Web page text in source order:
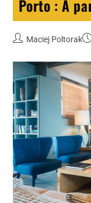
Porto : A
Maciej Poltorak